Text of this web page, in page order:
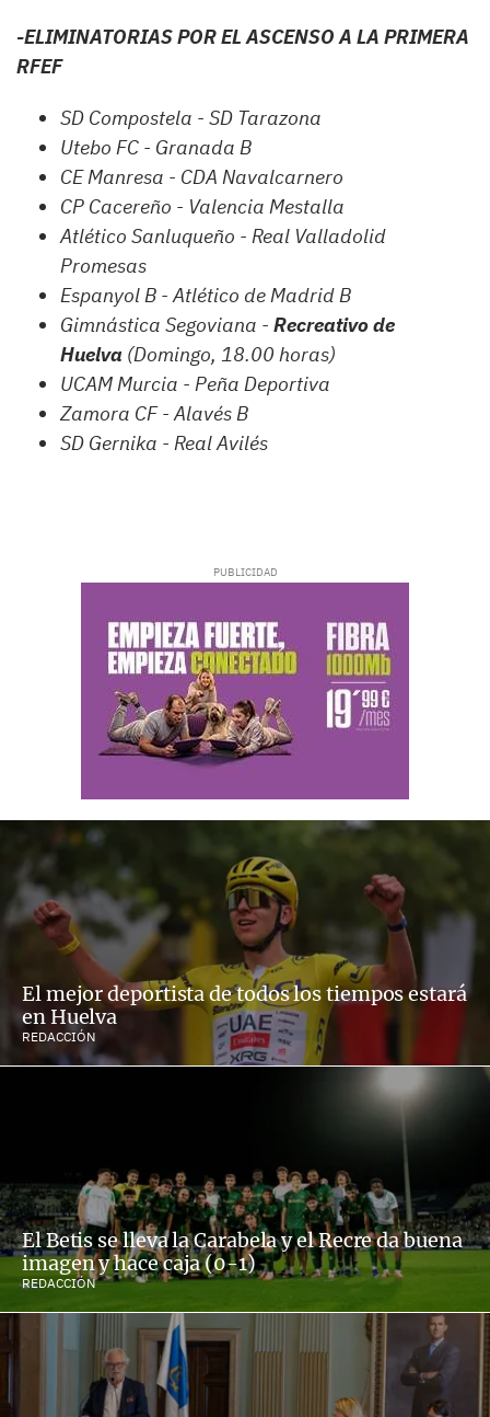
-ELIMINATORIAS POR EL ASCENSO A LA PRIMERA
RFEF
SD Compostela - SD Tarazona
Utebo FC - Granada B
CE Manresa - CDA Navalcarnero
CP Cacereño - Valencia Mestalla
Atlético Sanluqueño - Real Valladolid
Promesas
Espanyol B - Atlético de Madrid B
Gimnástica Segoviana - Recreativo de
Huelva (Domingo, 18.00 horas)
UCAM Murcia - Peña Deportiva
Zamora CF - Alavés B
SD Gernika - Real Avilés
El mejor deportista de todos los tiempos estará
en Huelva
REDACCIÓN
El Betis se lleva la Carabela y el Recre da buena
imagen y hace caja (0-1)
REDACCIÓN